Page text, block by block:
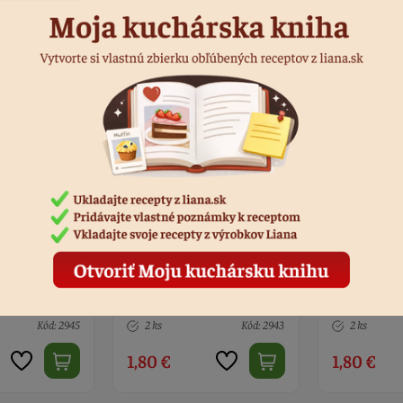
Frozen
cm
Kód: 2943
Podložka na stôl Minnie s
oblečením 43x28 cm
2 ks Kód: 2942
1,80 €
Podložka
43x28 cm
3 ks
1,80 €